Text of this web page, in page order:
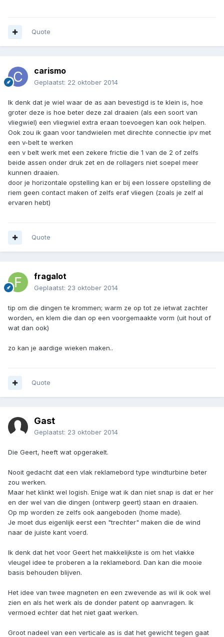
Quote
carismo
Geplaatst: 22 oktober 2014
Ik denk dat je wiel waar de as aan bevestigd is te klein is, hoe
groter deze is hoe beter deze zal draaien (als een soort van
vliegwiel) een vliegwiel extra eraan toevoegen kan ook helpen.
Ook zou ik gaan voor tandwielen met direchte connectie ipv met
een v-belt te werken
een v belt werk met een zekere frictie die 1 van de 2 of zelfs
beide assen onder druk zet en de rollagers niet soepel meer
kunnen draaien.
door je horizontale opstelling kan er bij een lossere opstelling de
riem geen contact maken of zelfs eraf vliegen (zoals je zelf al
ervaren hebt)
Quote
fragalot
Geplaatst: 23 oktober 2014
tip om die dingen te krommen; warm ze op tot ze ietwat zachter
worden, en klem die dan op een voorgemaakte vorm (uit hout of
wat dan ook)
zo kan je aardige wieken maken..
Quote
Gast
Geplaatst: 23 oktober 2014
Die Geert, heeft wat opgerakelt.
Nooit gedacht dat een vlak reklamebord type windturbine beter
zou werken.
Maar het klinkt wel logish. Enige wat ik dan niet snap is dat er her
en der wel van die dingen (ontwerp geert) staan en draaien.
Op mp worden ze zelfs ook aangeboden (home made).
Je moet dus eigenlijk eerst een "trechter" maken die de wind
naar de juiste kant voerd.
Ik denk dat het voor Geert het makkelijkste is om het vlakke
vleugel idee te proberen a la reklamebord. Dan kan die mooie
basis behouden blijven.
Het idee van twee magneten en een zwevende as wil ik ook wel
zien en als het werk als de donder patent op aanvragen. Ik
vermoed echter dat het niet gaat werken.
Groot nadeel van een verticale as is dat het gewicht tegen gaat